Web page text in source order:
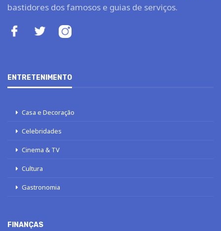
bastidores dos famosos e guias de serviços.
ENTRETENIMENTO
Casa e Decoração
Celebridades
Cinema & TV
Cultura
Gastronomia
FINANÇAS